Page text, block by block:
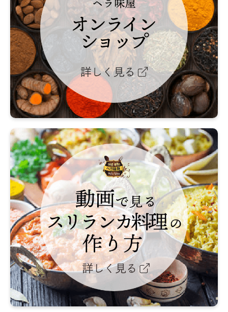
ン
ラ
イ
ン
シ
ョ
ッ
プ
詳
し
く
見
る
動
画
で
見
る
ス
リ
ラ
ン
カ
料
理
の
作
り